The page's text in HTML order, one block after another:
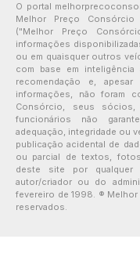
O portal
Melhor Preço Consórcio
("Melhor Preço
informações
ou em quaisquer outros
com base em
recomendação e,
informações, não foram
Consórcio, seus sócios,
funcionários não
adequação, integridade ou
publicação acidental de
ou parcial de textos,
deste site por qualquer
autor/criador ou do
fevereiro de 1998. ®
reservados.